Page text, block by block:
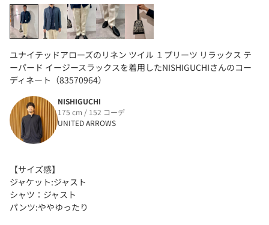
ユナイテッドアローズのリネン ツイル １プリーツ リラックス テ
ーパード イージースラックスを着用したNISHIGUCHIさんのコー
ディネート（83570964）
NISHIGUCHI
175 cm / 152 コーデ
UNITED ARROWS
【サイズ感】
ジャケット:ジャスト
シャツ：ジャスト
パンツ:ややゆったり